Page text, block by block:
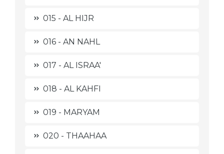
015 - AL HIJR
016 - AN NAHL
017 - AL ISRAA'
018 - AL KAHFI
019 - MARYAM
020 - THAAHAA